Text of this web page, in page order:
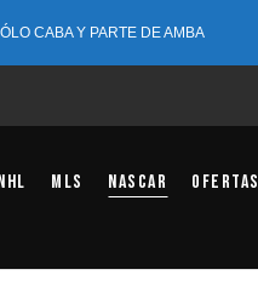
CABA Y PARTE DE AMBA
MLS NASCAR
Ofertas